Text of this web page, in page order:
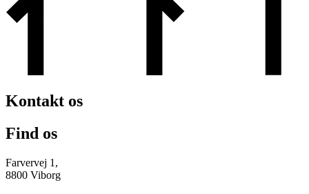
Kontakt os
Find os
Farvervej 1,
8800 Viborg